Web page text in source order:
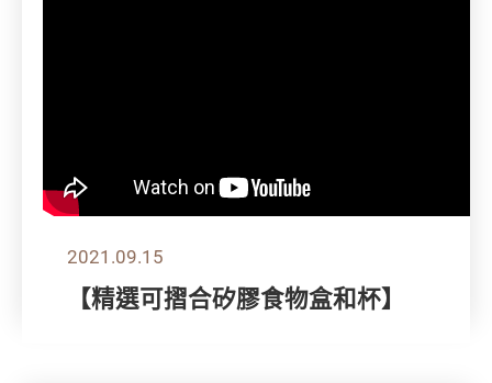
2021.09.15
【精選可摺合矽膠食物盒和杯】